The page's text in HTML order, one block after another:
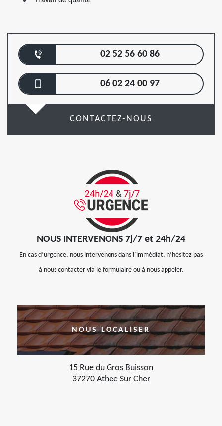
02 52 56 60 86
06 02 24 00 97
CONTACTEZ-NOUS
NOUS INTERVENONS 7j/7 et 24h/24
En cas d’urgence, nous intervenons dans l’immédiat, n’hésitez pas
à nous contacter via le formulaire ou à nous appeler.
NOUS LOCALISER
15 Rue du Gros Buisson
37270 Athee Sur Cher